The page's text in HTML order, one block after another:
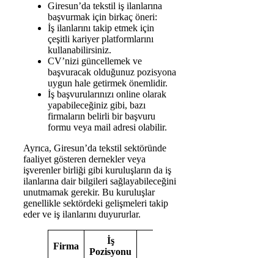
Giresun’da tekstil iş ilanlarına
başvurmak için birkaç öneri:
İş ilanlarını takip etmek için
çeşitli kariyer platformlarını
kullanabilirsiniz.
CV’nizi güncellemek ve
başvuracak olduğunuz pozisyona
uygun hale getirmek önemlidir.
İş başvurularınızı online olarak
yapabileceğiniz gibi, bazı
firmaların belirli bir başvuru
formu veya mail adresi olabilir.
Ayrıca, Giresun’da tekstil sektöründe
faaliyet gösteren dernekler veya
işverenler birliği gibi kuruluşların da iş
ilanlarına dair bilgileri sağlayabileceğini
unutmamak gerekir. Bu kuruluşlar
genellikle sektördeki gelişmeleri takip
eder ve iş ilanlarını duyururlar.
Firma
İş
Pozisyonu